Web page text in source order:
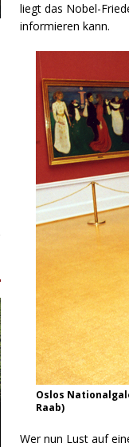
liegt das Nobel-
informieren kann.
Oslos
Raab)
Wer nun Lust auf